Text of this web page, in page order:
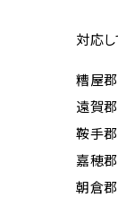
対応
糟屋
遠賀
鞍手
嘉穂
朝倉